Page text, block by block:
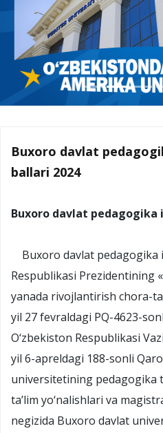
Buxoro davlat
ballari 2024
Buxoro davlat
Buxoro davlat pedagogika
Respublikasi Prezidentining
yanada rivojlantirish chora-
yil 27 fevraldagi PQ-4623-
O‘zbekiston Respublikasi
yil 6-apreldagi 188-sonli
universitetining pedagogika
ta’lim yo‘nalishlari va
negizida Buxoro davlat